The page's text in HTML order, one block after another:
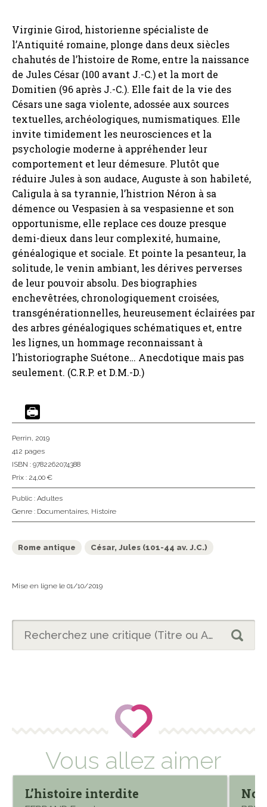
Virginie Girod, historienne spécialiste de
l’Antiquité romaine, plonge dans deux siècles
chahutés de l’histoire de Rome, entre la naissance
de Jules César (100 avant J.-C.) et la mort de
Domitien (96 après J.-C.). Elle fait de la vie des
Césars une saga violente, adossée aux sources
textuelles, archéologiques, numismatiques. Elle
invite timidement les neurosciences et la
psychologie moderne à appréhender leur
comportement et leur démesure. Plutôt que
réduire Jules à son audace, Auguste à son habileté,
Caligula à sa tyrannie, l’histrion Néron à sa
démence ou Vespasien à sa vespasienne et son
opportunisme, elle replace ces douze presque
demi-dieux dans leur complexité, humaine,
généalogique et sociale. Et pointe la pesanteur, la
solitude, le venin ambiant, les dérives perverses
de leur pouvoir absolu. Des biographies
enchevêtrées, chronologiquement croisées,
transgénérationnelles, heureusement éclairées par
des arbres généalogiques schématiques et, entre
les lignes, un hommage reconnaissant à
l’historiographe Suétone… Anecdotique mais pas
seulement. (C.R.P. et D.M.-D.)
Perrin, 2019
412 pages
ISBN : 9782262074388
Prix : 24,00 €
Public : Adultes
Genre : Documentaires, Histoire
Rome antique César, Jules (101-44 av. J.C.)
Mise en ligne le 01/10/2019
Vous allez aimer
L’histoire interdite